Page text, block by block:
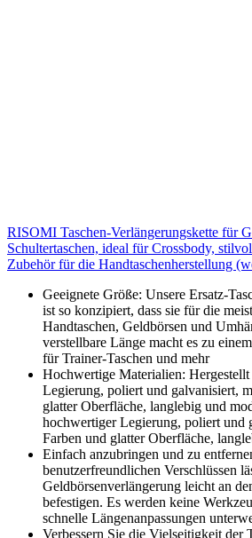
RISOMI Taschen-Verlängerungskette für
Schultertaschen, ideal für Crossbody,
Zubehör für die Handtaschenherstellung
Geeignete Größe: Unsere Ersatz-
ist so konzipiert, dass sie für die
Handtaschen, Geldbörsen und
verstellbare Länge macht es zu
für Trainer-Taschen und mehr
Hochwertige Materialien:
Legierung, poliert und galvanisiert,
glatter Oberfläche, langlebig und
hochwertiger Legierung, poliert und
Farben und glatter Oberfläche,
Einfach anzubringen und zu
benutzerfreundlichen Verschlüssen
Geldbörsenverlängerung leicht an
befestigen. Es werden keine
schnelle Längenanpassungen
Verbessern Sie die Vielseitigkeit der